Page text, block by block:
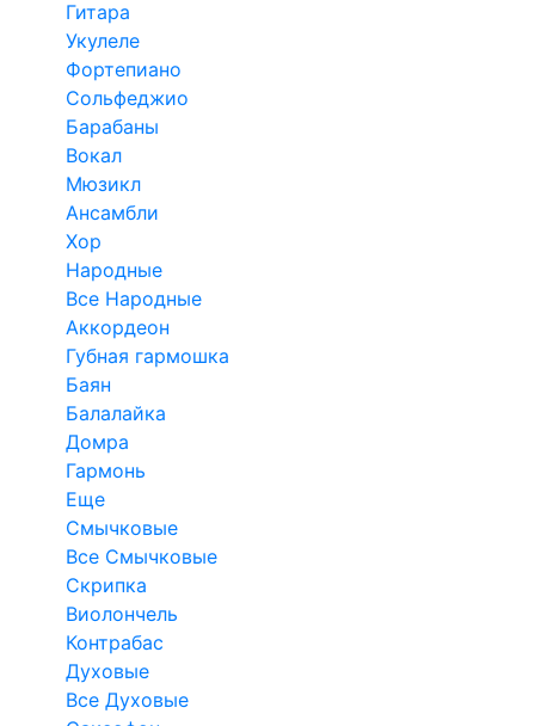
Гитара
Укулеле
Фортепиано
Сольфеджио
Барабаны
Вокал
Мюзикл
Ансамбли
Хор
Народные
Все Народные
Аккордеон
Губная гармошка
Баян
Балалайка
Домра
Гармонь
Еще
Смычковые
Все Смычковые
Скрипка
Виолончель
Контрабас
Духовые
Все Духовые